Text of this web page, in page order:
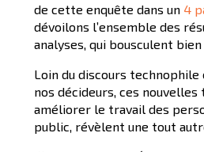
de cette enquête dans un 4
dévoilons l’ensemble des
analyses, qui bousculent bien
Loin du discours
nos décideurs, ces nouvelles
améliorer le travail des
public, révèlent une tout